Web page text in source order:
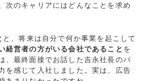
次のキャリアにはどんなことを求め
と、将来は自分で何か事業を起こして
経営者の方がいる会社であること を
、最終面接でお話した吉永社長のバ
を感じて入社しました。実は、広告